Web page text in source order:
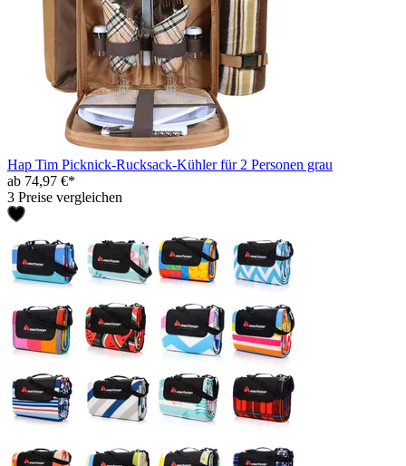
Hap Tim Picknick-Rucksack-Kühler für 2 Personen grau
ab 74,97 €*
3 Preise vergleichen